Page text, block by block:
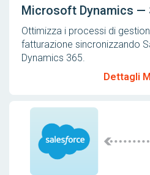
Microsoft Dynamics —
Ottimizza i processi di
fatturazione sincronizzando
Dynamics 365.
Dettagli